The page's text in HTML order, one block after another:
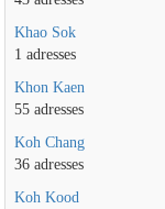
Khao Sok
1 adresses
Khon Kaen
55 adresses
Koh Chang
36 adresses
Koh Kood